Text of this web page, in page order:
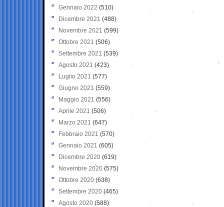
Gennaio 2022 (510)
Dicembre 2021 (488)
Novembre 2021 (599)
Ottobre 2021 (506)
Settembre 2021 (539)
Agosto 2021 (423)
Luglio 2021 (577)
Giugno 2021(559)
Maggio 2021 (556)
Aprile 2021 (506)
Marzo 2021 (647)
Febbraio 2021 (570)
Gennaio 2021 (605)
Dicembre 2020 (619)
Novembre 2020 (575)
Ottobre 2020 (638)
Settembre 2020(465)
Agosto 2020 (588)